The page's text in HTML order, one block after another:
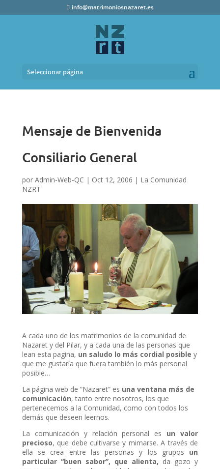
info@matrimoniosnazaret.es
Seleccionar página
Mensaje de Bienvenida
Consiliario General
por Admin-Web-QC | Oct 12, 2006 | La Comunidad
NZRT
A cada uno de los matrimonios de la comunidad de
Nazaret y del Pilar, y a cada una de las personas que
lean esta pagina, un saludo lo más cordial posible y
que me gustaría que fuera también lo más personal
posible…
La página web de “Nazaret” es una ventana más de
comunicación, tanto entre nosotros, los que
pertenecemos a la Comunidad, como con todos los
demás que deseen leernos.
La comunicación y relación personal es un valor
precioso, que debe cultivarse y mimarse. A través de
ella se crea entre las personas y los grupos un
particular “buen sabor”, que alienta, da gozo y